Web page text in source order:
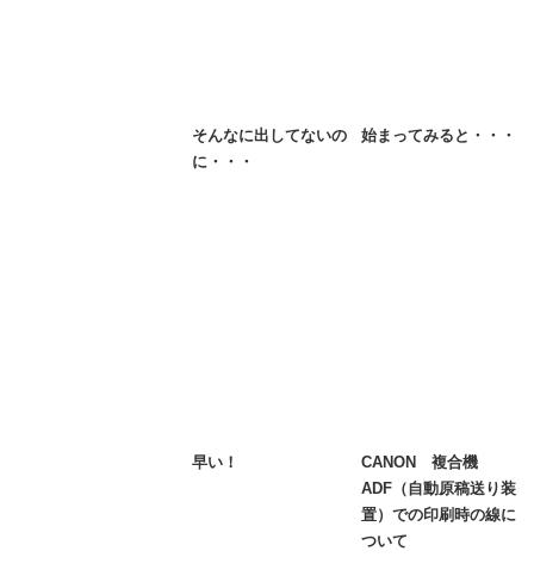
そんなに出してないの
に・・・
始まってみると・・・
早い！
CANON 複合機
ADF（自動原稿送り装
置）での印刷時の線に
ついて